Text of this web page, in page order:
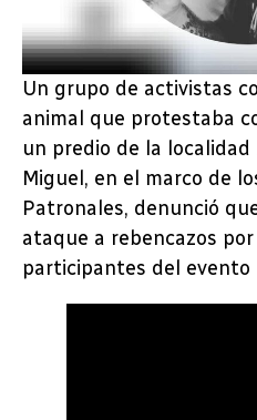
Un grupo de activistas
animal que protestaba
un predio de la localidad
Miguel, en el marco de
Patronales, denunció
ataque a rebencazos
participantes del evento